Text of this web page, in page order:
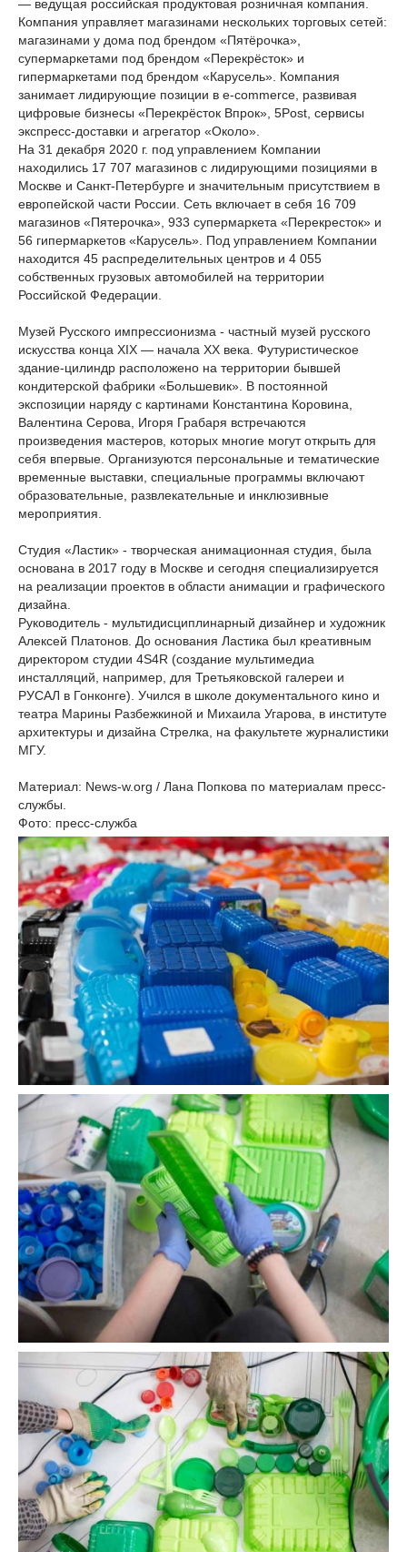
— ведущая российская продуктовая розничная компания.
Компания управляет магазинами нескольких торговых сетей:
магазинами у дома под брендом «Пятёрочка»,
супермаркетами под брендом «Перекрёсток» и
гипермаркетами под брендом «Карусель». Компания
занимает лидирующие позиции в e-commerce, развивая
цифровые бизнесы «Перекрёсток Впрок», 5Post, сервисы
экспресс-доставки и агрегатор «Около».
На 31 декабря 2020 г. под управлением Компании
находились 17 707 магазинов с лидирующими позициями в
Москве и Санкт-Петербурге и значительным присутствием в
европейской части России. Сеть включает в себя 16 709
магазинов «Пятерочка», 933 супермаркета «Перекресток» и
56 гипермаркетов «Карусель». Под управлением Компании
находится 45 распределительных центров и 4 055
собственных грузовых автомобилей на территории
Российской Федерации.
Музей Русского импрессионизма - частный музей русского
искусства конца XIX — начала XX века. Футуристическое
здание-цилиндр расположено на территории бывшей
кондитерской фабрики «Большевик». В постоянной
экспозиции наряду с картинами Константина Коровина,
Валентина Серова, Игоря Грабаря встречаются
произведения мастеров, которых многие могут открыть для
себя впервые. Организуются персональные и тематические
временные выставки, специальные программы включают
образовательные, развлекательные и инклюзивные
мероприятия.
Студия «Ластик» - творческая анимационная студия, была
основана в 2017 году в Москве и сегодня специализируется
на реализации проектов в области анимации и графического
дизайна.
Руководитель - мультидисциплинарный дизайнер и художник
Алексей Платонов. До основания Ластика был креативным
директором студии 4S4R (создание мультимедиа
инсталляций, например, для Третьяковской галереи и
РУСАЛ в Гонконге). Учился в школе документального кино и
театра Марины Разбежкиной и Михаила Угарова, в институте
архитектуры и дизайна Стрелка, на факультете журналистики
МГУ.
Материал: News-w.org / Лана Попкова по материалам пресс-
службы.
Фото: пресс-служба